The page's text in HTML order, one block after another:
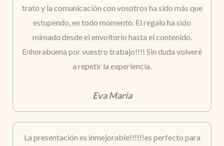
trato y la comunicación con vosotros ha sido más que
estupendo, en todo momento. El regalo ha sido
mimado desde el envoltorio hasta el contenido.
Enhorabuena por vuestro trabajo!!!! Sin duda volveré
a repetir la experiencia.
Eva Maria
La presentación es inmejorable!!!!!!es perfecto para